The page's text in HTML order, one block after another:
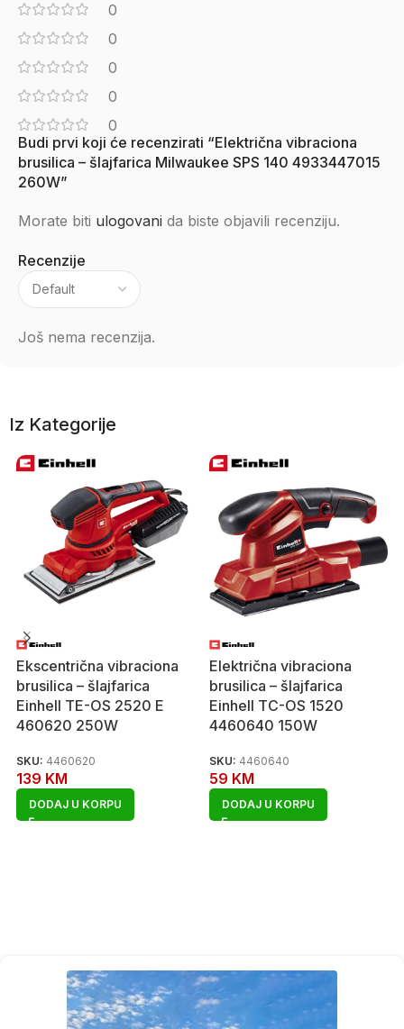
0
0
0
0
0
Recenzije
Još nema recenzija.
Budi prvi koji će recenzirati “Električna vibraciona
brusilica – šlajfarica Milwaukee SPS 140 4933447015
260W”
Morate biti ulogovani da biste objavili recenziju.
Iz Kategorije
Ekscentrična vibraciona
brusilica – šlajfarica
Einhell TE-OS 2520 E
460620 250W
SKU: 4460620
139 KM
DODAJ U KORPU
Električna vibraciona
brusilica – šlajfarica
Einhell TC-OS 1520
4460640 150W
SKU: 4460640
59 KM
DODAJ U KORPU